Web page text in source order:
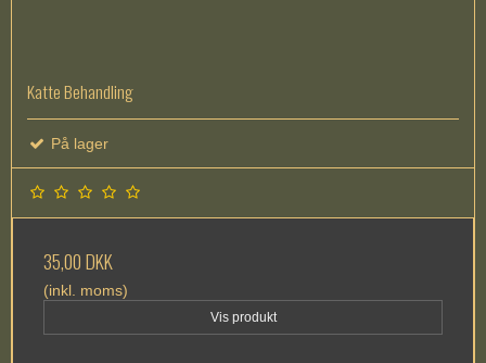
Katte Behandling
På lager
35,00 DKK
(inkl. moms)
Vis produkt